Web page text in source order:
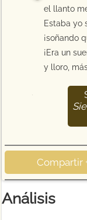
el llanto
Estaba yo
¡soñando
¡Era un
y lloro,
Compartir
Análisis